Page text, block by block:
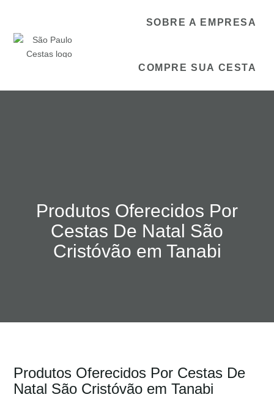
SOBRE A EMPRESA
COMPRE SUA CESTA
Produtos Oferecidos Por
Cestas De Natal São
Cristóvão em Tanabi
Produtos Oferecidos Por Cestas De
Natal São Cristóvão em Tanabi